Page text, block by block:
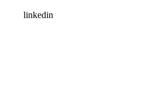
linkedin